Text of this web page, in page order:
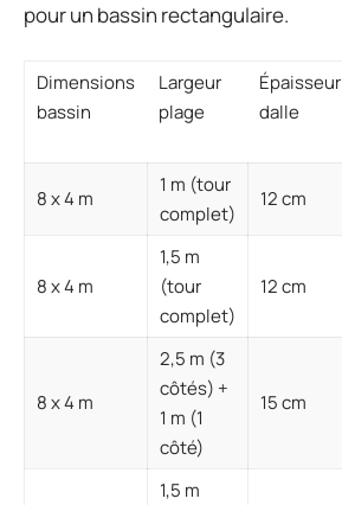
pour un bassin rectangulaire.
Dimensions
bassin
Largeur
plage
Épaisseur
dalle
8 x 4 m
1 m (tour
complet)
12 cm
8 x 4 m
1,5 m
(tour
complet)
12 cm
8 x 4 m
2,5 m (3
côtés) +
1 m (1
côté)
15 cm
1,5 m